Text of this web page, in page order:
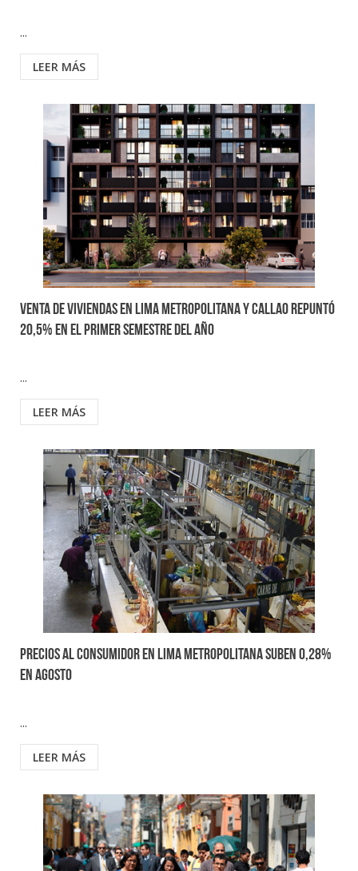
...
LEER MÁS
Venta de viviendas en Lima Metropolitana y Callao repuntó
20,5% en el primer semestre del año
...
LEER MÁS
Precios al consumidor en Lima Metropolitana suben 0,28%
en agosto
...
LEER MÁS